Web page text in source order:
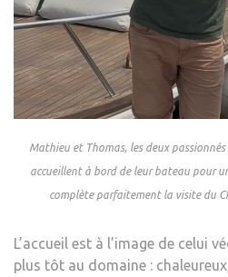
Mathieu et Thomas, les deux
accueillent à bord de leur bateau pour
complète parfaitement la visite du
L’accueil est à l’image de celui
plus tôt au domaine :